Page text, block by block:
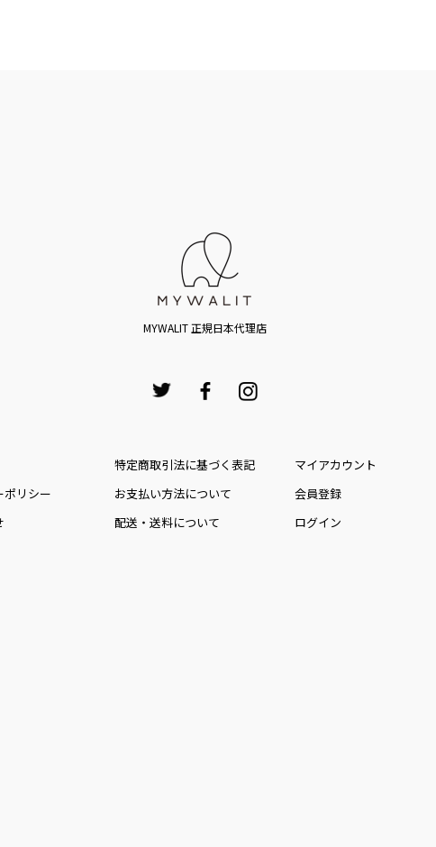
MYWALIT 正規日本代理店
ポリシー
特定商取引法に基づく表記
お⽀払い⽅法について
配送・送料について
マイアカウント
会員登録
ログイン